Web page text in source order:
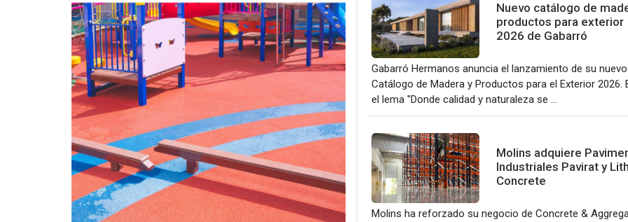
Nuevo catálogo de
productos para exterior
2026 de Gabarró
Gabarró Hermanos anuncia el lanzamiento de su nuevo
Catálogo de Madera y Productos para el Exterior 2026.
el lema "Donde calidad y naturaleza se ...
Molins adquiere
Industriales Pavirat y
Concrete
Molins ha reforzado su negocio de Concrete &